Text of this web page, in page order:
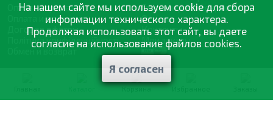
Оптовая продажа
Оплата и доставка
Договор оферты
Політика конфіденційності
Обмен и возврат
Статьии рекомендации
Отзывы
Контакты
Мои заказы
наилучшее для вашего урожая
Корзина
На нашем сайте мы используем cookie для сбора
информации технического характера.
Продолжая использовать этот сайт, вы даете
согласие на использование файлов cookies.
Я согласен